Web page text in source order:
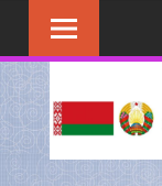
Перейти
содержимому